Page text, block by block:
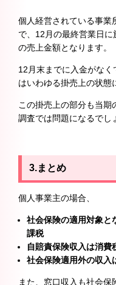
個人経営されている事業
で、12月の最終営業日
の売上金額となります。
12月末までに入金がな
はいわゆる掛売上の状態
この掛売上の部分も当期
調査では問題になるでし
3.まとめ
個人事業主の場合、
社会保険の適用対象と
課税
自賠責保険収入は消費
社会保険適用外の収入
また、窓口収入も社会保